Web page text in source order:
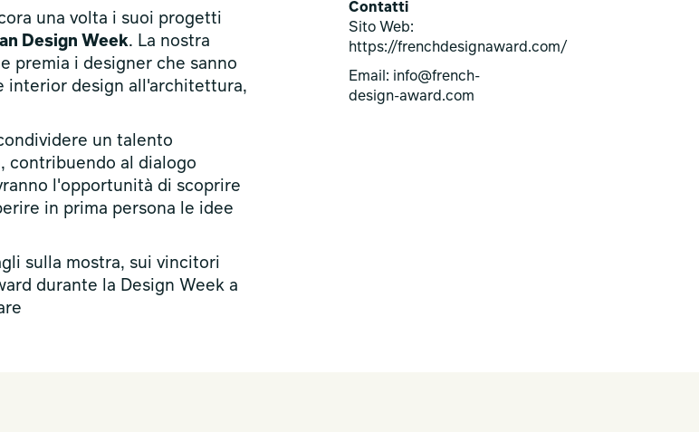
una volta i suoi progetti
Design Week. La nostra
premia i designer che sanno
interior design all'architettura,
un talento
contribuendo al dialogo
l'opportunità di scoprire
in prima persona le idee
sulla mostra, sui vincitori
durante la Design Week a
Contatti
Sito Web:
https://frenchdesignaward.com/
Email: info@french-
design-award.com